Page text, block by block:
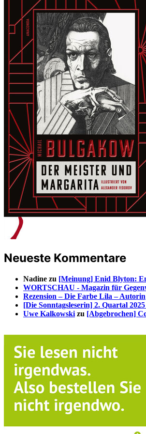
Neueste Kommentare
Nadine zu [Meinung] Enid Blyton:
WORTSCHAU - Magazin für
Rezension – Die Farbe Lila – Autorin
[Die Sonntagsleserin] 2. Quartal
Uwe Kalkowski zu [Abgebrochen]